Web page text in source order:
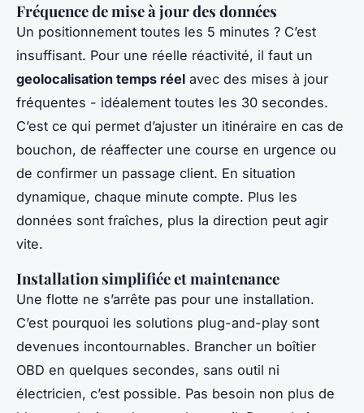
Fréquence de mise à jour des données
Un positionnement toutes les 5 minutes ? C’est
insuffisant. Pour une réelle réactivité, il faut un
geolocalisation temps réel avec des mises à jour
fréquentes - idéalement toutes les 30 secondes.
C’est ce qui permet d’ajuster un itinéraire en cas de
bouchon, de réaffecter une course en urgence ou
de confirmer un passage client. En situation
dynamique, chaque minute compte. Plus les
données sont fraîches, plus la direction peut agir
vite.
Installation simplifiée et maintenance
Une flotte ne s’arrête pas pour une installation.
C’est pourquoi les solutions plug-and-play sont
devenues incontournables. Brancher un boîtier
OBD en quelques secondes, sans outil ni
électricien, c’est possible. Pas besoin non plus de